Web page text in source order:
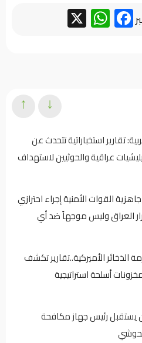
Facebook
WhatsApp
تقارير استخباراتية تتحدث عن
عراقية والحوثيين لاستهداف
القوات الأمنية إجراء احترازي
العراق وليس موجهاً ضد أي
الذخائر الأميركية..تقارير تكشف
أسلحة استراتيجية
يستقبل رئيس جهاز مكافحة
↓
↑